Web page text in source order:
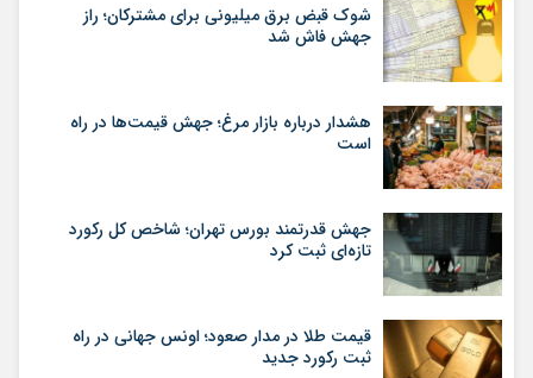
شوک قبض برق میلیونی برای مشترکان؛ راز
جهش فاش شد
هشدار درباره بازار مرغ؛ جهش قیمت‌ها در راه
است
جهش قدرتمند بورس تهران؛ شاخص کل رکورد
تازه‌ای ثبت کرد
قیمت طلا در مدار صعود؛ اونس جهانی در راه
ثبت رکورد جدید